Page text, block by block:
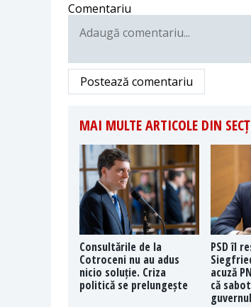
Comentariu
Postează comentariu
MAI MULTE ARTICOLE DIN
Consultările de la
Cotroceni nu au adus
nicio soluție. Criza
politică se prelungește
PSD îl
acuză
că